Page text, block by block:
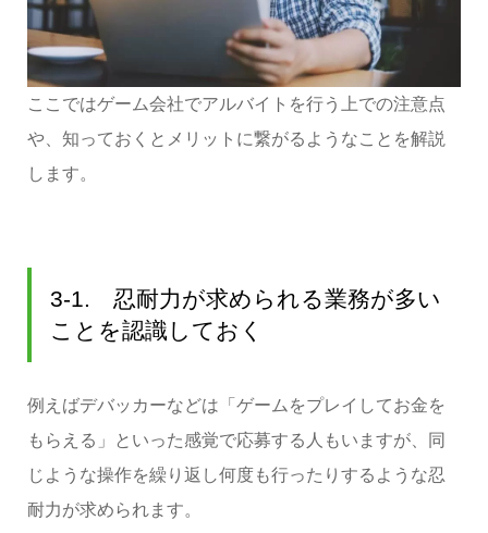
ここではゲーム会社でアルバイトを行う上での注意点
や、知っておくとメリットに繋がるようなことを解説
します。
3-1. 忍耐力が求められる業務が多い
ことを認識しておく
例えばデバッカーなどは「ゲームをプレイしてお金を
もらえる」といった感覚で応募する人もいますが、同
じような操作を繰り返し何度も行ったりするような忍
耐力が求められます。